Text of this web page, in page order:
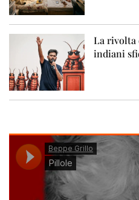
La rivolta
indiani